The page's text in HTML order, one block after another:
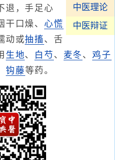
中医理论
中医辩证
退，手足心
口燥、 心慌
动或抽搐 、舌
生地、 白芍 、 麦冬 、鸡子
钩藤等药。